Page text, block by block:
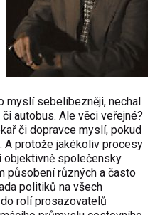
myslí sebelíbezněji, nechal
autobus. Ale věci veřejné?
či dopravce myslí, pokud
A protože jakékoliv procesy
objektivně společensky
působení různých a často
politiků na všech
rolí prosazovatelů